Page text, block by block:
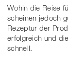
Wohin die Reise
scheinen jedoch
Rezeptur der
erfolgreich und
schnell.